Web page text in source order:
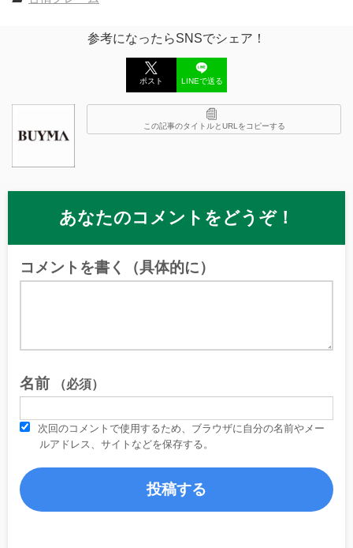
参考になったらSNSでシェア！
ポスト LINEで送る
この記事のタイトルとURLをコピーする
あなたのコメントをどうぞ！
コメントを書く（具体的に）
名前 （必須）
次回のコメントで使用するため、ブラウザに自分の名前やメー
ルアドレス、サイトなどを保存する。